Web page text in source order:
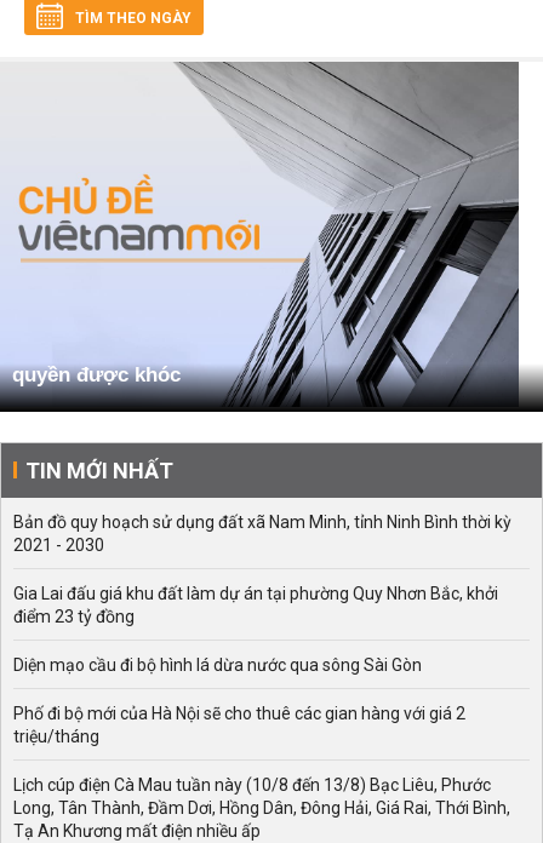
TÌM THEO NGÀY
quyền được khóc
TIN MỚI NHẤT
Bản đồ quy hoạch sử dụng đất xã Nam Minh, tỉnh Ninh Bình thời kỳ
2021 - 2030
Gia Lai đấu giá khu đất làm dự án tại phường Quy Nhơn Bắc, khởi
điểm 23 tỷ đồng
Diện mạo cầu đi bộ hình lá dừa nước qua sông Sài Gòn
Phố đi bộ mới của Hà Nội sẽ cho thuê các gian hàng với giá 2
triệu/tháng
Lịch cúp điện Cà Mau tuần này (10/8 đến 13/8) Bạc Liêu, Phước
Long, Tân Thành, Đầm Dơi, Hồng Dân, Đông Hải, Giá Rai, Thới Bình,
Tạ An Khương mất điện nhiều ấp